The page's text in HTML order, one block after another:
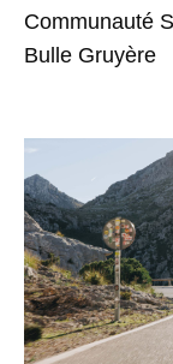
Communauté
Bulle Gruyère